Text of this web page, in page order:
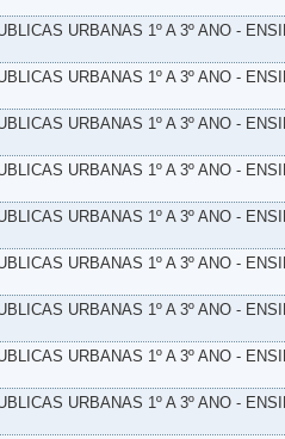
URBANAS 1º A 3º ANO -
URBANAS 1º A 3º ANO -
URBANAS 1º A 3º ANO -
URBANAS 1º A 3º ANO -
URBANAS 1º A 3º ANO -
URBANAS 1º A 3º ANO -
URBANAS 1º A 3º ANO -
URBANAS 1º A 3º ANO -
URBANAS 1º A 3º ANO -